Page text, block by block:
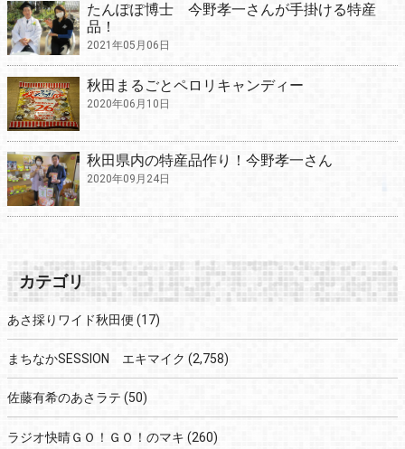
たんぽぽ博士 今野孝一さんが手掛ける特産
品！
2021年05月06日
秋田まるごとペロリキャンディー
2020年06月10日
秋田県内の特産品作り！今野孝一さん
2020年09月24日
カテゴリ
あさ採りワイド秋田便 (17)
まちなかSESSION エキマイク (2,758)
佐藤有希のあさラテ (50)
ラジオ快晴ＧＯ！ＧＯ！のマキ (260)